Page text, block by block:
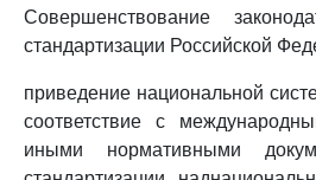
Совершенствование
стандартизации Российской
приведение национальной
соответствие с
иными нормативными